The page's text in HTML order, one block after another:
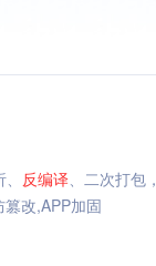
反编译、二次打包，
篡改,APP加固